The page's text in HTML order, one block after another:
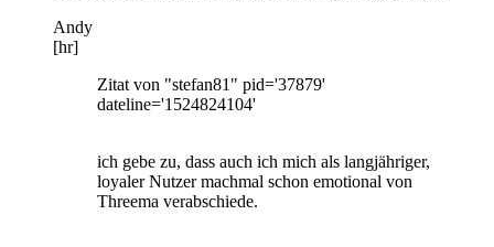
Andy
[hr]
Zitat von "stefan81" pid='37879'
dateline='1524824104'
ich gebe zu, dass auch ich mich als langjähriger,
loyaler Nutzer machmal schon emotional von
Threema verabschiede.